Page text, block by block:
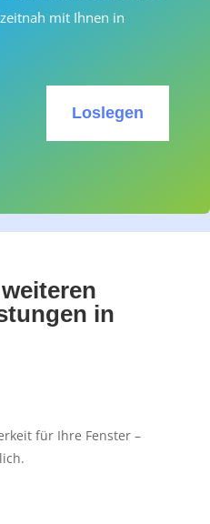
mit Ihnen in
Loslegen
in
für Ihre Fenster –